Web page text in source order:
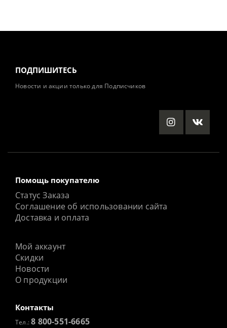
ПОДПИШИТЕСЬ
Новости и акции только для Подписчиков
Помощь покупателю
Статус Заказа
Соглашение об использовании сайта
Доставка и оплата
Мой аккаунт
Скидки
Новости
О продукции
Контакты
Тел.:8 800-551-6665